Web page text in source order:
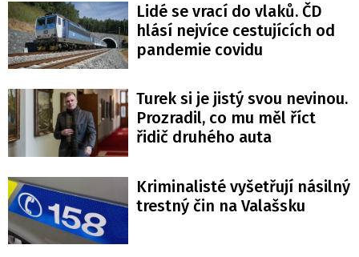
Lidé se vrací do vlaků. ČD
hlásí nejvíce cestujících od
pandemie covidu
Turek si je jistý svou nevinou.
Prozradil, co mu měl říct
řidič druhého auta
Kriminalisté vyšetřují násilný
trestný čin na Valašsku